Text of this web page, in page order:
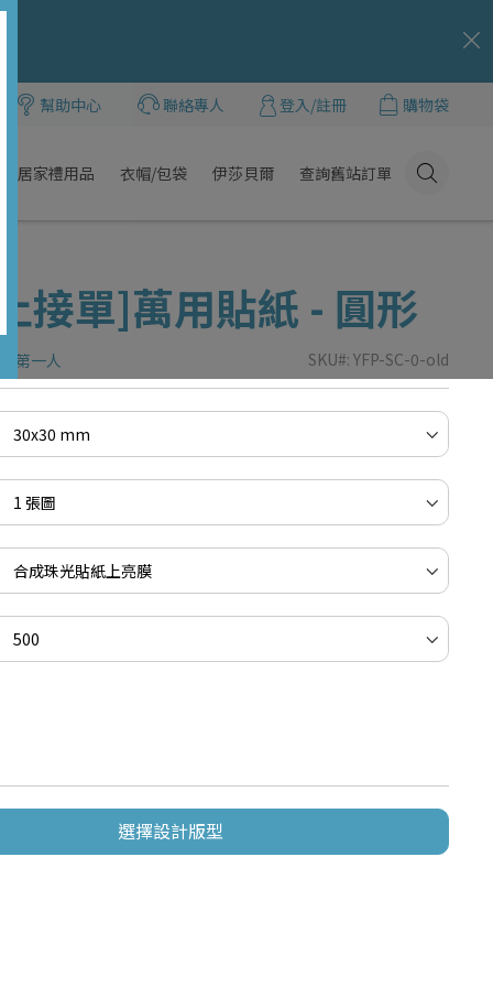
購物袋
登入/註冊
幫助中心 聯絡專人
居家禮用品 衣帽/包袋 伊莎貝爾
查詢舊站訂單
Here
接單]萬用貼紙 - 圓形
第一人 SKU YFP-SC-0-old
選擇設計版型